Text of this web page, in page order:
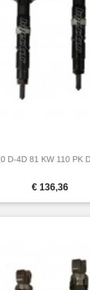
D-4D 81 KW 110 PK
Prijs
€ 136,36